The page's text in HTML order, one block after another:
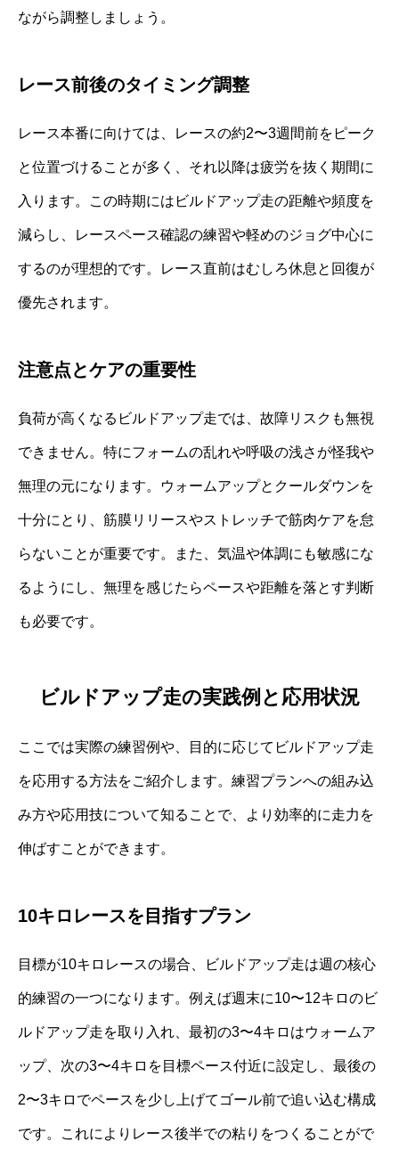
ながら調整しましょう。
レース前後のタイミング調整
レース本番に向けては、レースの約2〜3週間前をピーク
と位置づけることが多く、それ以降は疲労を抜く期間に
入ります。この時期にはビルドアップ走の距離や頻度を
減らし、レースペース確認の練習や軽めのジョグ中心に
するのが理想的です。レース直前はむしろ休息と回復が
優先されます。
注意点とケアの重要性
負荷が高くなるビルドアップ走では、故障リスクも無視
できません。特にフォームの乱れや呼吸の浅さが怪我や
無理の元になります。ウォームアップとクールダウンを
十分にとり、筋膜リリースやストレッチで筋肉ケアを怠
らないことが重要です。また、気温や体調にも敏感にな
るようにし、無理を感じたらペースや距離を落とす判断
も必要です。
ビルドアップ走の実践例と応用状況
ここでは実際の練習例や、目的に応じてビルドアップ走
を応用する方法をご紹介します。練習プランへの組み込
み方や応用技について知ることで、より効率的に走力を
伸ばすことができます。
10キロレースを目指すプラン
目標が10キロレースの場合、ビルドアップ走は週の核心
的練習の一つになります。例えば週末に10〜12キロのビ
ルドアップ走を取り入れ、最初の3〜4キロはウォームア
ップ、次の3〜4キロを目標ペース付近に設定し、最後の
2〜3キロでペースを少し上げてゴール前で追い込む構成
です。これによりレース後半での粘りをつくることがで